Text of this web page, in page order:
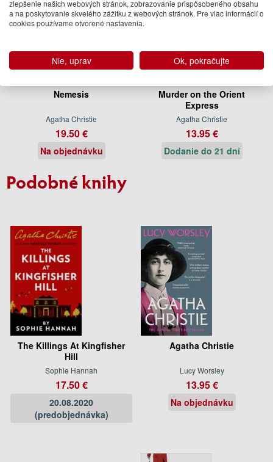
Nemesis
Agatha Christie
19.50 €
Na objednávku
Murder on the Orient
Express
Agatha Christie
13.95 €
Dodanie do 21 dní
Podobné knihy
The Killings At Kingfisher
Hill
Sophie Hannah
17.50 €
20.08.2020
(predobjednávka)
Agatha Christie
Lucy Worsley
13.95 €
Na objednávku
zlepšenie našich webových stránok, zobrazovanie prispôsobeného obsahu
a na poskytovanie skvelého zážitku z webových stránok. Pre viac informácií o
cookies používame otvorené nastavenia.
Nie, uprav Ok, pokračujte